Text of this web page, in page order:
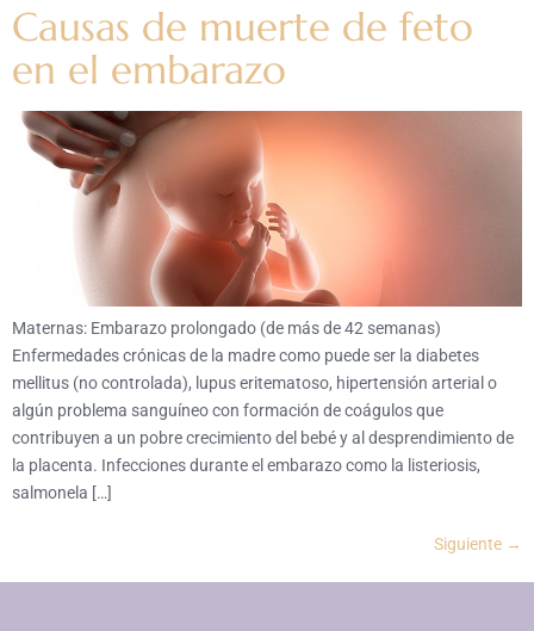
Causas de muerte de feto
en el embarazo
Maternas: Embarazo prolongado (de más de 42 semanas)
Enfermedades crónicas de la madre como puede ser la diabetes
mellitus (no controlada), lupus eritematoso, hipertensión arterial o
algún problema sanguíneo con formación de coágulos que
contribuyen a un pobre crecimiento del bebé y al desprendimiento de
la placenta. Infecciones durante el embarazo como la listeriosis,
salmonela […]
Siguiente →